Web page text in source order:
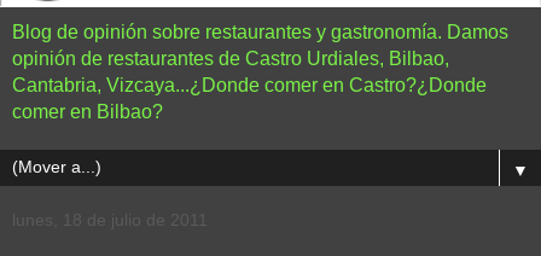
Blog de opinión sobre restaurantes y gastronomía. Damos
opinión de restaurantes de Castro Urdiales, Bilbao,
Cantabria, Vizcaya...¿Donde comer en Castro?¿Donde
comer en Bilbao?
▼
lunes, 18 de julio de 2011